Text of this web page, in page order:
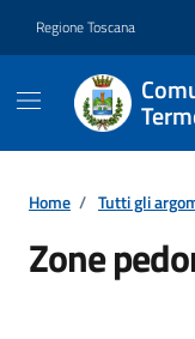
Regione Toscana
Home / Tutti gli
Zone